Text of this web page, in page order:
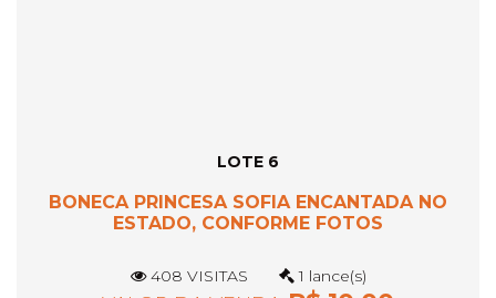
LOTE 6
BONECA PRINCESA SOFIA ENCANTADA NO
ESTADO, CONFORME FOTOS
408 VISITAS 1 lance(s)